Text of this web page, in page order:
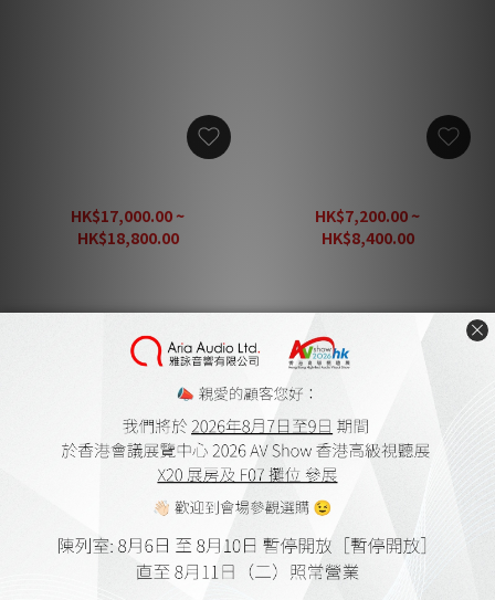
HK$17,000.00 ~
HK$18,800.00
HK$7,200.00 ~
HK$8,400.00
1
關於我們
雅詠音響
家庭影院設計及工程
會員購物金及點數